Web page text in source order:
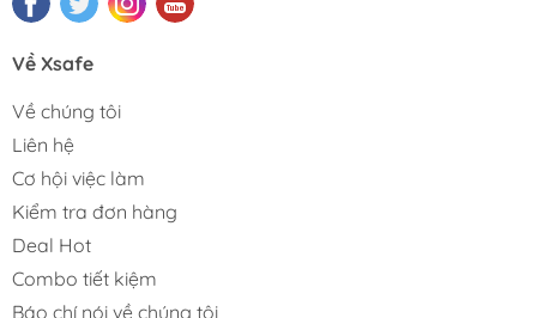
Về Xsafe
Về chúng tôi
Liên hệ
Cơ hội việc làm
Kiểm tra đơn hàng
Deal Hot
Combo tiết kiệm
Báo chí nói về chúng tôi